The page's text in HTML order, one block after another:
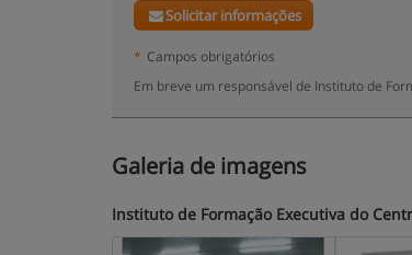
Solicitar informações
* Campos obrigatórios
Em breve um responsável de Instituto de
Galeria de imagens
Instituto de Formação Executiva do